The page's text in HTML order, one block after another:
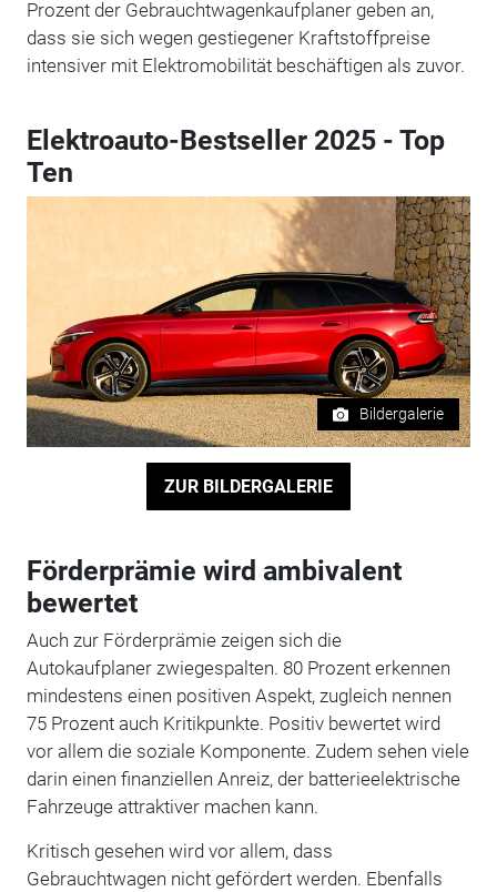
Prozent der Gebrauchtwagenkaufplaner geben an,
dass sie sich wegen gestiegener Kraftstoffpreise
intensiver mit Elektromobilität beschäftigen als zuvor.
Elektroauto-Bestseller 2025 - Top
Ten
Bildergalerie
ZUR BILDERGALERIE
Förderprämie wird ambivalent
bewertet
Auch zur Förderprämie zeigen sich die
Autokaufplaner zwiegespalten. 80 Prozent erkennen
mindestens einen positiven Aspekt, zugleich nennen
75 Prozent auch Kritikpunkte. Positiv bewertet wird
vor allem die soziale Komponente. Zudem sehen viele
darin einen finanziellen Anreiz, der batterieelektrische
Fahrzeuge attraktiver machen kann.
Kritisch gesehen wird vor allem, dass
Gebrauchtwagen nicht gefördert werden. Ebenfalls